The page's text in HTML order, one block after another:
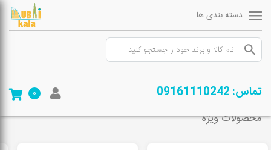
دسته بندی ها
تماس: 09161110242 0
صفحه ی اصلی/فروشگاه/لوازم خانگی / کارواش
محصولات ویژه